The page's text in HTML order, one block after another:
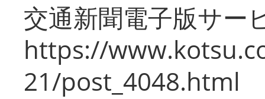
交通新聞電子版サー
https://
21/post_4048.html